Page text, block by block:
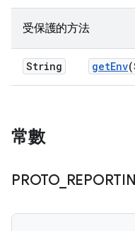
受保護的方法
String getEnv
常數
PROTO_